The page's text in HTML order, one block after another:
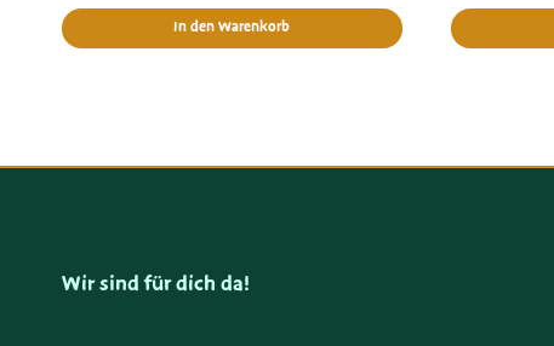
In den Warenkorb
Wir sind für dich da!